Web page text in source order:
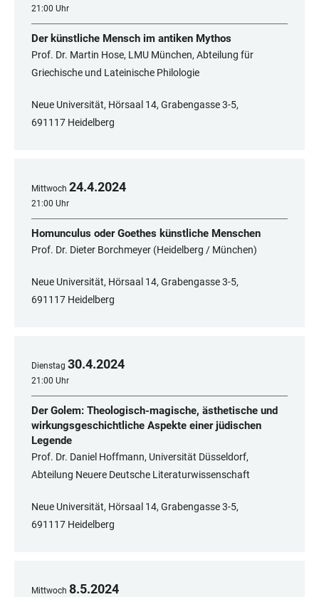
21:00 Uhr
Der künstliche Mensch im antiken Mythos
Prof. Dr. Martin Hose, LMU München, Abteilung für
Griechische und Lateinische Philologie
Neue Universität, Hörsaal 14, Grabengasse 3-5,
691117 Heidelberg
Mittwoch 24.4.2024
21:00 Uhr
Homunculus oder Goethes künstliche Menschen
Prof. Dr. Dieter Borchmeyer (Heidelberg / München)
Neue Universität, Hörsaal 14, Grabengasse 3-5,
691117 Heidelberg
Dienstag 30.4.2024
21:00 Uhr
Der Golem: Theologisch-magische, ästhetische und
wirkungsgeschichtliche Aspekte einer jüdischen
Legende
Prof. Dr. Daniel Hoffmann, Universität Düsseldorf,
Abteilung Neuere Deutsche Literaturwissenschaft
Neue Universität, Hörsaal 14, Grabengasse 3-5,
691117 Heidelberg
Mittwoch 8.5.2024